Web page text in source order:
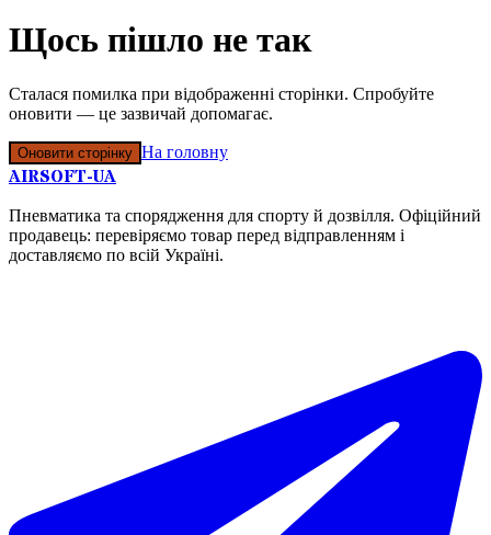
Щось пішло не так
Сталася помилка при відображенні сторінки. Спробуйте
оновити — це зазвичай допомагає.
Оновити сторінку На головну
AIRSOFT-UA
Пневматика та спорядження для спорту й дозвілля. Офіційний
продавець: перевіряємо товар перед відправленням і
доставляємо по всій Україні.